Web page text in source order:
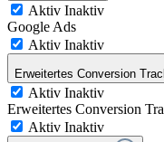
Aktiv Inaktiv
Google Ads
Aktiv Inaktiv
Erweitertes Conversion
Aktiv Inaktiv
Erweitertes Conversion
Aktiv Inaktiv